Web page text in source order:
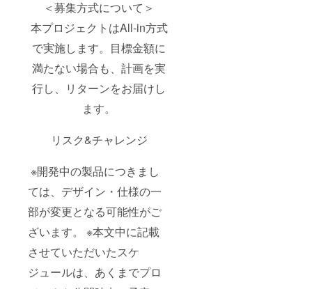
＜募集方式について＞
本プロジェクトはAll-in方式
で実施します。目標金額に
満たない場合も、計画を実
行し、リターンをお届けし
ます。
リスク&チャレンジ
※開発中の製品につきまし
ては、デザイン・仕様の一
部が変更となる可能性がご
ざいます。 ※本文中に記載
させていただいたスケ
ジュールは、あくまでプロ